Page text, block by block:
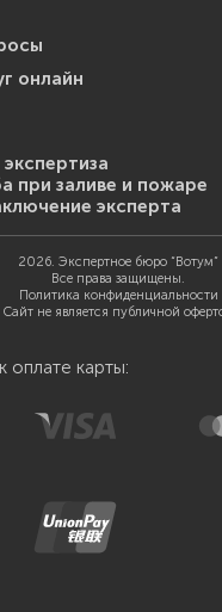
онлайн
при заливе и пожаре
эксперта
2026. Экспертное бюро “Вотум”
Все права защищены.
Политика конфиденциальности
Сайт не является публичной
оплате карты: